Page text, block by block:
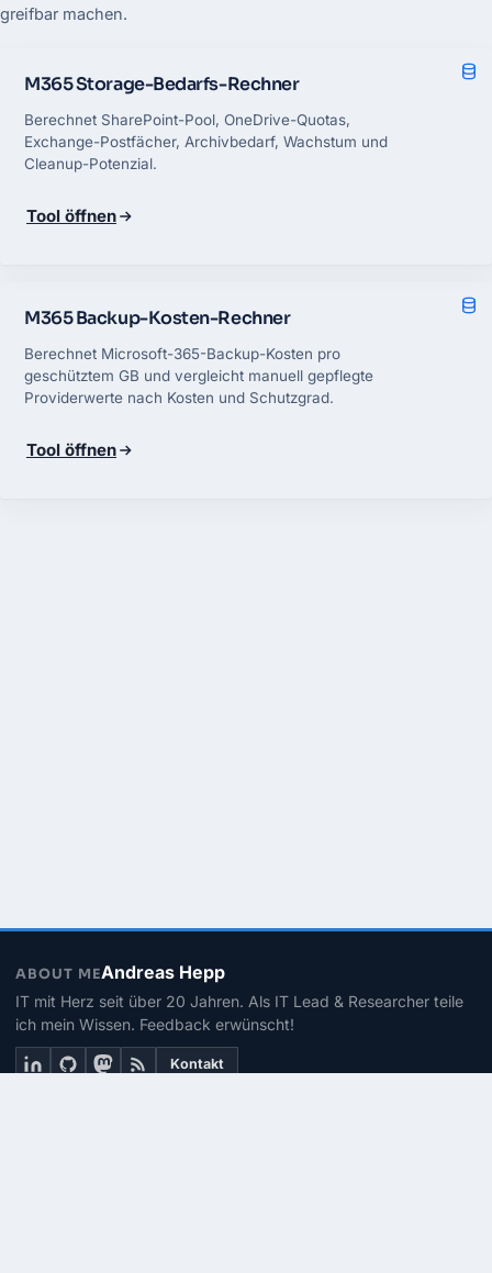
greifbar machen.
M365 Storage-Bedarfs-Rechner
Berechnet SharePoint-Pool, OneDrive-Quotas,
Exchange-Postfächer, Archivbedarf, Wachstum und
Cleanup-Potenzial.
Tool öffnen
M365 Backup-Kosten-Rechner
Berechnet Microsoft-365-Backup-Kosten pro
geschütztem GB und vergleicht manuell gepflegte
Providerwerte nach Kosten und Schutzgrad.
Tool öffnen
ABOUT MEAndreas Hepp
IT mit Herz seit über 20 Jahren. Als IT Lead & Researcher teile
ich mein Wissen. Feedback erwünscht!
Kontakt